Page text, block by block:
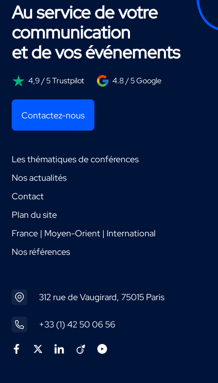
Au service de votre
communication
et de vos événements
4,9 / 5 Trustpilot 4.8 / 5 Google
Contactez-nous
Les thématiques de conférences
Nos actualités
Contact
Plan du site
France | Moyen-Orient | International
Nos références
312 rue de Vaugirard, 75015 Paris
+33 (1) 42 50 06 56